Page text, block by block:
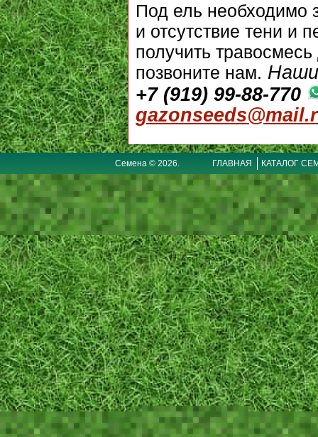
Под ель необходимо
и отсутствие тени и
получить
позвоните нам.
+7 (919) 99-88-770
Семена © 2026. ГЛАВНАЯ КАТАЛОГ